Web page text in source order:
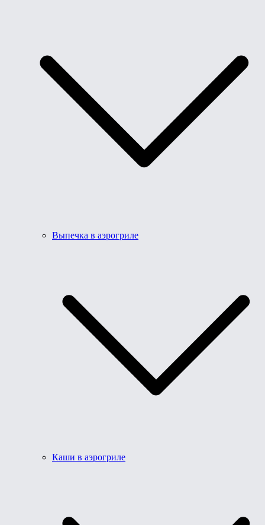
Выпечка в аэрогриле
Каши в аэрогриле